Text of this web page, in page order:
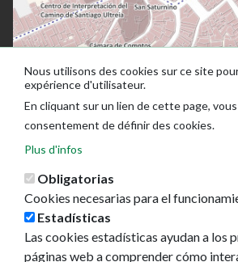
Ayuntamiento de Pamplona
Nous utilisons des cookies sur ce site
expérience d'utilisateur.
En cliquant sur un lien de cette page,
consentement de définir des cookies.
Plus d'infos
Obligatorias
Cookies necesarias para el
Estadísticas
Las cookies estadísticas ayudan a los
páginas web a comprender cómo